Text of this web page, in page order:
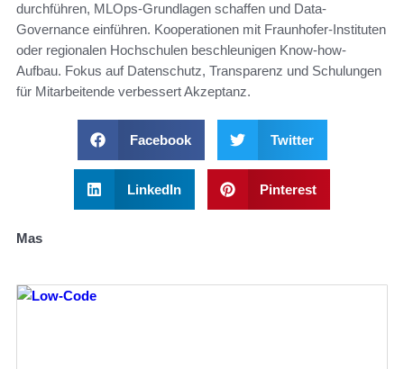
durchführen, MLOps-Grundlagen schaffen und Data-
Governance einführen. Kooperationen mit Fraunhofer-Instituten
oder regionalen Hochschulen beschleunigen Know-how-
Aufbau. Fokus auf Datenschutz, Transparenz und Schulungen
für Mitarbeitende verbessert Akzeptanz.
Facebook Twitter
LinkedIn Pinterest
Mas